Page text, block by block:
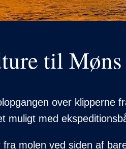
til
over klipperne
muligt med
fra molen ved siden af